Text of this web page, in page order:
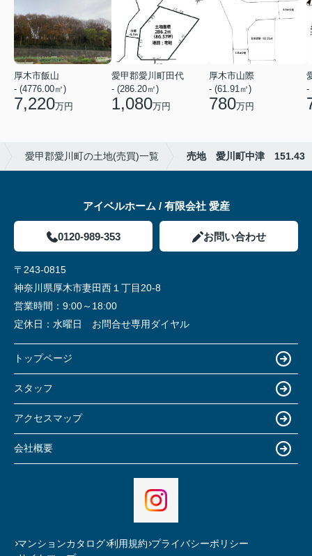
厚木市飯山
- (4776.00㎡)
7,220万円
愛甲郡愛川町田代
- (286.20㎡)
1,080万円
厚木市山際
- (61.91㎡)
780万円
-
愛甲郡愛川町の土地(売買)一覧 売地 愛川町中津 151.43
アイベルホーム / 有限会社 愛産
0120-989-353 お問い合わせ
〒243-0815
神奈川県厚木市妻田西１丁目20-8
営業時間： 9:00～18:00
定休日： 水曜日 お問合せ専用ダイヤル
トップページ
スタッフ
アクセスマップ
会社概要
マンションカタログ 利用規約 プライバシーポリシー